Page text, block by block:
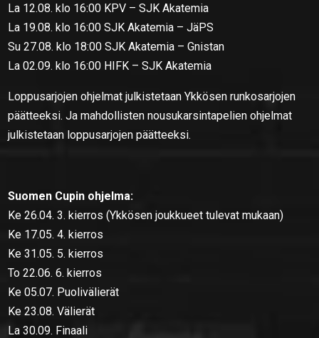
La 12.08. klo 16:00 KPV – SJK Akatemia
La 19.08. klo 16:00 SJK Akatemia – JäPS
Su 27.08. klo 18:00 SJK Akatemia – Gnistan
La 02.09. klo 16:00 HIFK – SJK Akatemia
Loppusarjojen ohjelmat julkistetaan Ykkösen runkosarjojen
päätteeksi. Ja mahdollisten nousukarsintapelien ohjelmat
julkistetaan loppusarjojen päätteeksi.
Suomen Cupin ohjelma:
Ke 26.04. 3. kierros (Ykkösen joukkueet tulevat mukaan)
Ke 17.05. 4. kierros
Ke 31.05. 5. kierros
To 22.06. 6. kierros
Ke 05.07. Puolivälierät
Ke 23.08. Välierät
La 30.09. Finaali